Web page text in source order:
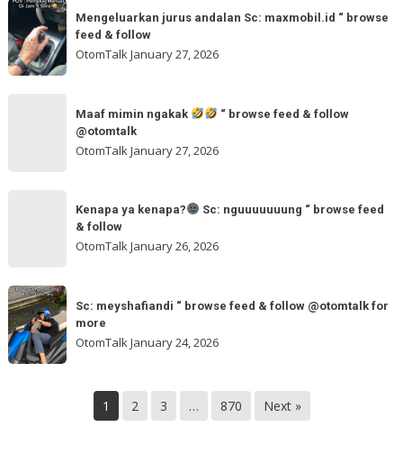
tangan
Sc:
arvanjayamotor
Mengeluarkan
jurus
andalan
Sc:
Mengeluarkan jurus andalan Sc: maxmobil.id “ browse
feed & follow
OtomTalkJanuary 27, 2026
follow
@otomtalk
Maaf mimin ngakak
“ browse feed & follow
@otomtalk
OtomTalkJanuary 27, 2026
Sc:
nguuuuuuung
“
browse
Kenapa ya kenapa?
Sc: nguuuuuuung “ browse feed
& follow
OtomTalkJanuary 26, 2026
Sc:
meyshafiandi
“
browse
Sc: meyshafiandi “ browse feed & follow @otomtalk for
more
OtomTalk January 24, 2026
1 2 3 … 870 Next »